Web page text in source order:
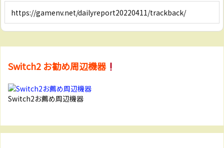
Switch2 お勧め周辺機器
Switch2お薦め周辺機器